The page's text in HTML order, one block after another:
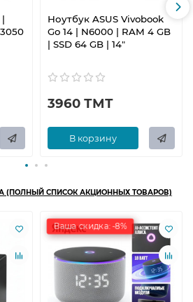
Ноутбук ASUS Vivobook
Go 14 | N6000 | RAM 4 GB
| SSD 64 GB | 14"
3960 ТМТ
В корзину
(ПОЛНЫЙ СПИСОК АКЦИОННЫХ ТОВАРОВ)
Ваша скидка: -8%